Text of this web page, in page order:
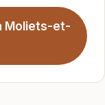
Moliets-et-